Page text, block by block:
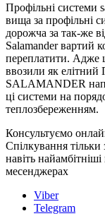
Профільні системи
вища за профільні
дорожча за так-же
Salamander вартий
переплатити. Адже
ввозили як
SALAMANDER
ці системи на
теплозбереженням.
Консультуємо
Спілкування тільки
навіть
месенджерах
Viber
Telegram